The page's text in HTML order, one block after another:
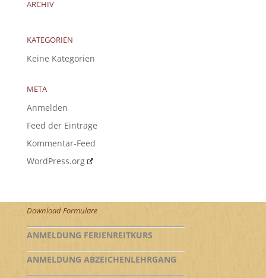
ARCHIV
KATEGORIEN
Keine Kategorien
META
Anmelden
Feed der Einträge
Kommentar-Feed
WordPress.org
Download Formulare
ANMELDUNG FERIENREITKURS
ANMELDUNG ABZEICHENLEHRGANG